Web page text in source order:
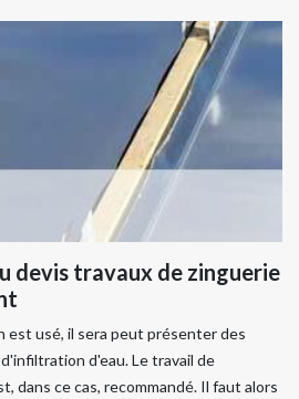
devis travaux de zinguerie
est usé, il sera peut présenter des
d'eau. Le travail de
dans ce cas, recommandé. Il faut alors